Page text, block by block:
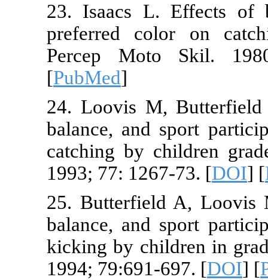
23. Isaacs
preferred
Percep
24. Loovis
balance,
catching by
1993; 77:
25.
balance,
kicking by
1994;